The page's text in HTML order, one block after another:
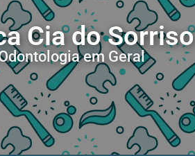
Cia do Sorriso
em Geral